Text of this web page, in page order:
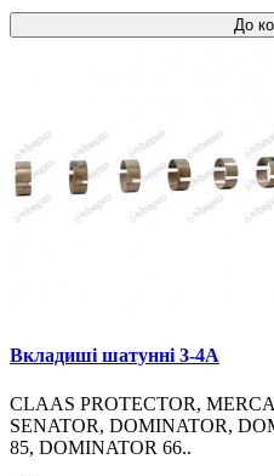
До
Вкладиші шатунні 3-4A
CLAAS PROTECTOR,
SENATOR, DOMINATOR,
85, DOMINATOR 66..